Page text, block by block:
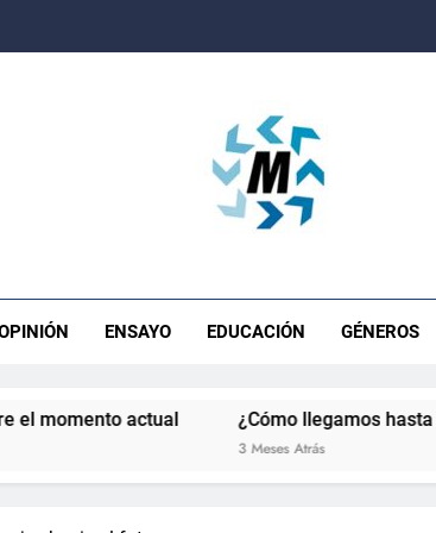
ENSAYO EDUCACIÓN GÉNEROS
actual ¿Cómo llegamos hasta acá?